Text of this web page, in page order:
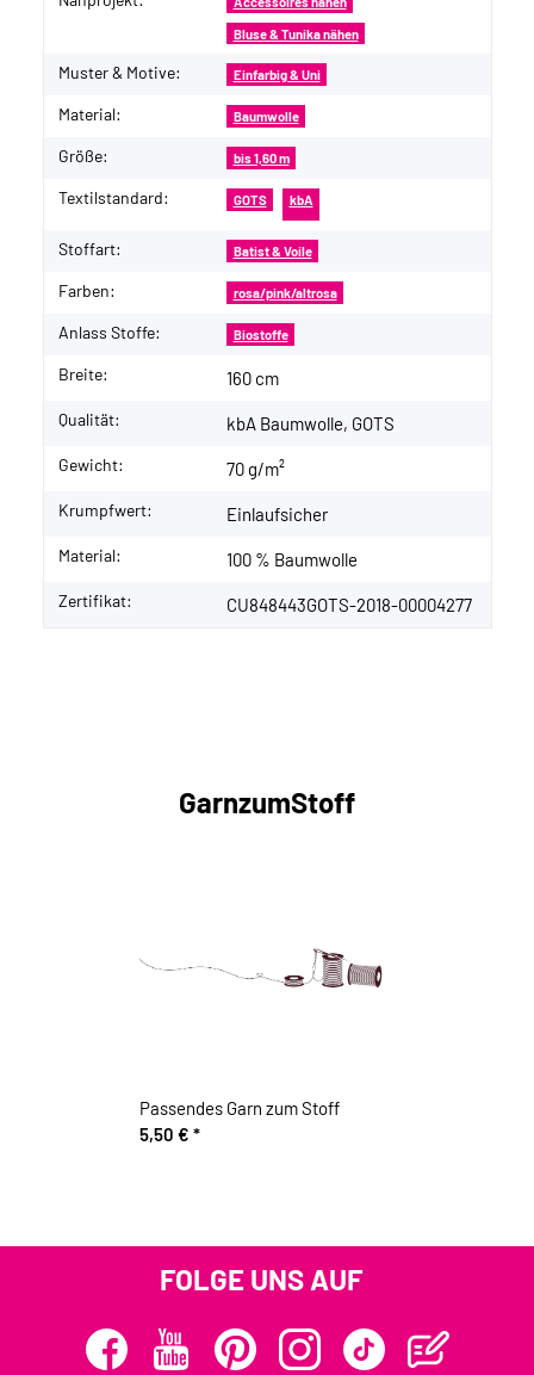
Bluse & Tunika nähen
Muster & Motive: Einfarbig & Uni
Material: Baumwolle
Größe: bis 1,60 m
Textilstandard: GOTS kbA
Stoffart: Batist & Voile
Farben: rosa/pink/altrosa
Anlass Stoffe: Biostoffe
Breite: 160 cm
Qualität: kbA Baumwolle, GOTS
Gewicht: 70 g/m²
Krumpfwert: Einlaufsicher
Material: 100 % Baumwolle
Zertifikat: CU848443GOTS-2018-00004277
GarnzumStoff
Passendes Garn zum Stoff
5,50 € *
FOLGE UNS AUF